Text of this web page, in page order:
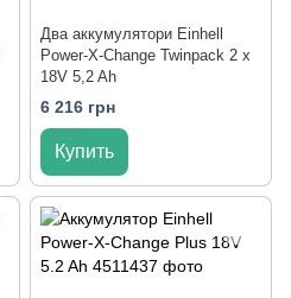
Два аккумулятори Einhell
Power-X-Change Twinpack 2 x
18V 5,2 Ah
6 216 грн
Купить